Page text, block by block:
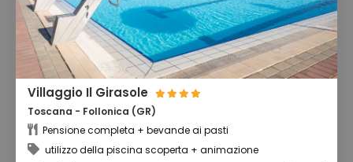
Villaggio Il Girasole
Toscana - Follonica (GR)
Pensione completa + bevande ai pasti
utilizzo della piscina scoperta + animazione